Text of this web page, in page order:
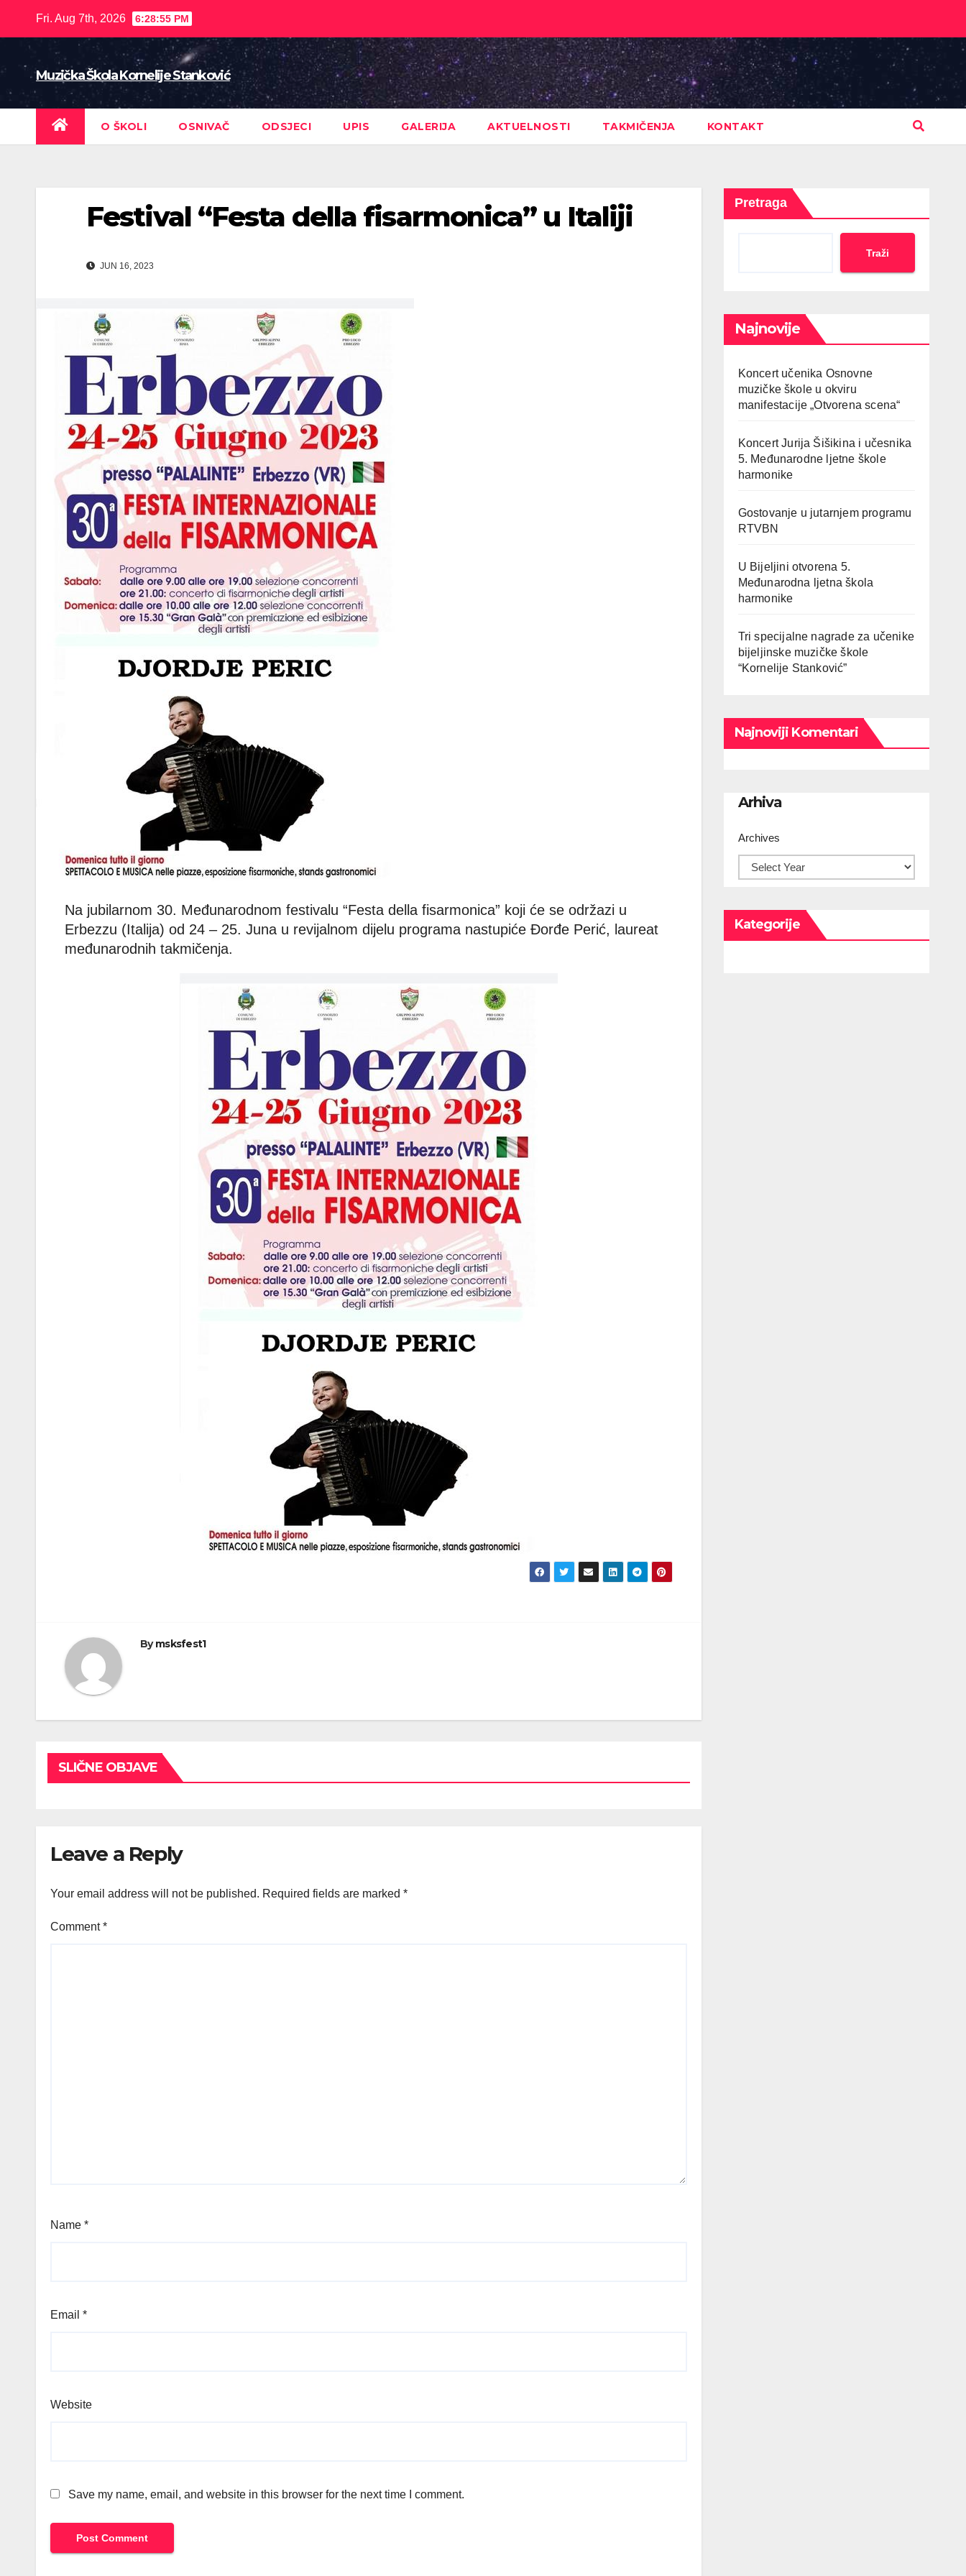
Fri. Aug 7th, 2026 6:28:56 PM
Muzička Škola Kornelije Stanković
O ŠKOLI OSNIVAČ ODSJECI UPIS GALERIJA AKTUELNOSTI TAKMIČENJA KONTAKT
Festival “Festa della fisarmonica” u Italiji
JUN 16, 2023
Na jubilarnom 30. Međunarodnom festivalu “Festa della fisarmonica” koji će se održazi u
Erbezzu (Italija) od 24 – 25. Juna u revijalnom dijelu programa nastupiće Đorđe Perić, laureat
međunarodnih takmičenja.
Bymsksfest1
SLIČNE OBJAVE
Leave a Reply
Your email address will not be published. Required fields are marked *
Comment*
Name *
Email *
Website
Save my name, email, and website in this browser for the next time I comment.
Pretraga
Traži
Najnovije
Koncert učenika Osnovne
muzičke škole u okviru
manifestacije „Otvorena scena“
Koncert Jurija Šišikina i učesnika
5. Međunarodne ljetne škole
harmonike
Gostovanje u jutarnjem programu
RTVBN
U Bijeljini otvorena 5.
Međunarodna ljetna škola
harmonike
Tri specijalne nagrade za učenike
bijeljinske muzičke škole
“Kornelije Stanković”
Najnoviji Komentari
Arhiva
Archives
Kategorije